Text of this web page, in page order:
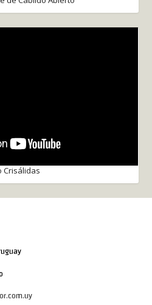
Crisálidas